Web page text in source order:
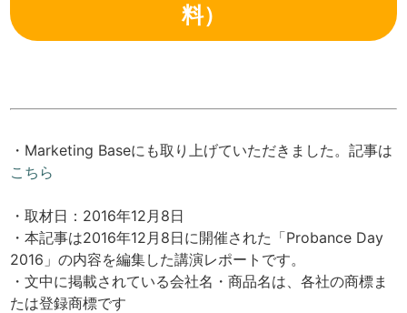
料）
・Marketing Baseにも取り上げていただきました。記事は
こちら
・取材日：2016年12月8日
・本記事は2016年12月8日に開催された「Probance Day
2016」の内容を編集した講演レポートです。
・文中に掲載されている会社名・商品名は、各社の商標ま
たは登録商標です